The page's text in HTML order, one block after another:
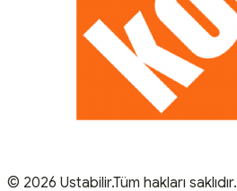
© 2026 Ustabilir.Tüm hakları saklıdır.